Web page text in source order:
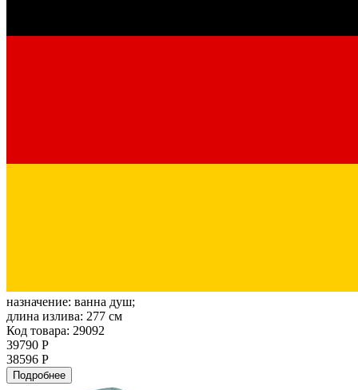
назначение: ванна душ;
длина излива: 277 см
Код товара: 29092
39790 Р
38596 Р
Подробнее